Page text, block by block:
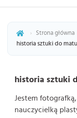
› Strona główna
historia sztuki do
historia sztuki
Jestem
nauczycielką